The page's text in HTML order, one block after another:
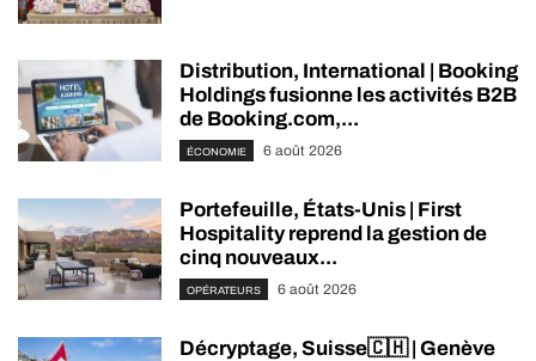
Distribution, International | Booking
Holdings fusionne les activités B2B
de Booking.com,...
ÉCONOMIE 6 août 2026
Portefeuille, États-Unis | First
Hospitality reprend la gestion de
cinq nouveaux...
OPÉRATEURS 6 août 2026
Décryptage, Suisse🇨🇭 | Genève